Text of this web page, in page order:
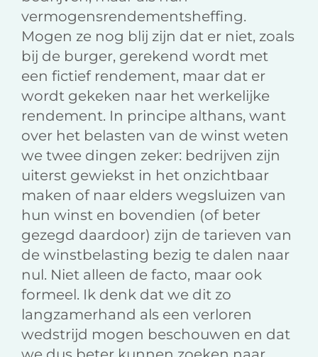
vermogensrendementsheffing.
Mogen ze nog blij zijn dat er niet, zoals
bij de burger, gerekend wordt met
een fictief rendement, maar dat er
wordt gekeken naar het werkelijke
rendement. In principe althans, want
over het belasten van de winst weten
we twee dingen zeker: bedrijven zijn
uiterst gewiekst in het onzichtbaar
maken of naar elders wegsluizen van
hun winst en bovendien (of beter
gezegd daardoor) zijn de tarieven van
de winstbelasting bezig te dalen naar
nul. Niet alleen de facto, maar ook
formeel. Ik denk dat we dit zo
langzamerhand als een verloren
wedstrijd mogen beschouwen en dat